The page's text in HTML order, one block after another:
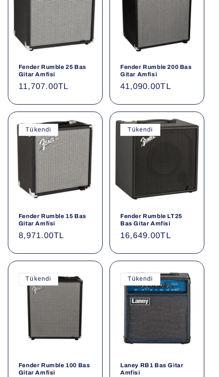
Fender Rumble 25 Bas
Gitar Amfisi
Normal
11,707.00TL
Fender Rumble 200 Bas
Gitar Amfisi
Normal
41,090.00TL
Tükendi
Fender Rumble 15 Bas
Gitar Amfisi
Normal
8,971.00TL
Tükendi
Fender Rumble LT25
Bas Gitar Amfisi
Normal
16,649.00TL
Tükendi
Fender Rumble 100 Bas
Gitar Amfisi
Tükendi
Laney RB1 Bas Gitar
Amfisi